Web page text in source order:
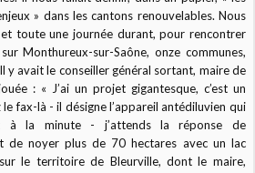
» dans les cantons renouvelables. Nous
toute une journée durant, pour rencontrer
Monthureux-sur-Saône, onze communes,
y avait le conseiller général sortant, maire de
: « J’ai un projet gigantesque, c’est un
le fax-là - il désigne l’appareil antédiluvien qui
à la minute - j’attends la réponse de
de noyer plus de 70 hectares avec un lac
le territoire de Bleurville, dont le maire,